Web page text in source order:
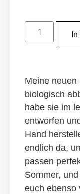
Meine neuen
biologisch
habe sie im
entworfen
Hand
endlich da,
passen
Sommer,
euch ebenso